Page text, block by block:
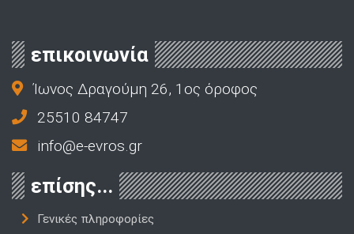
επικοινωνία
Ίωνος Δραγούμη 26, 1ος όροφος
25510 84747
info@e-evros.gr
επίσης...
Γενικές πληροφορίες